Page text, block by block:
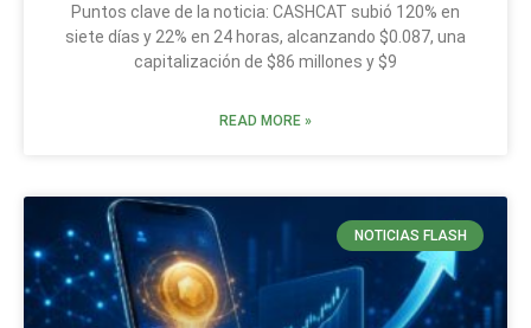
Puntos clave de la noticia: CASHCAT subió 120% en
siete días y 22% en 24 horas, alcanzando $0.087, una
capitalización de $86 millones y $9
READ MORE »
NOTICIAS FLASH